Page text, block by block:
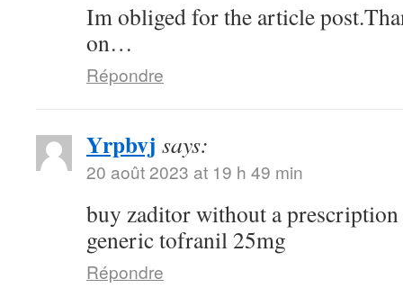
Im obliged for the article
on…
Répondre
Yrpbvj says:
20 août 2023 at 19 h 49 min
buy zaditor without a prescription
generic tofranil 25mg
Répondre